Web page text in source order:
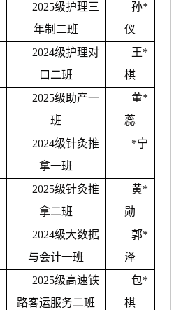
2025级护理三
年制二班
孙*
仪
2024级护理对
口二班
王*
棋
2025级助产一
班
董*
蕊
2024级针灸推
拿一班
*宁
2025级针灸推
拿二班
黄*
勋
2024级大数据
与会计一班
郭*
泽
2025级高速铁
路客运服务二班
包*
棋